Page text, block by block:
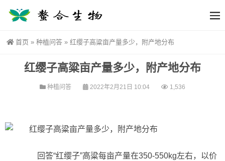
首页 » 种植问答 » 红缨子高粱亩产量多少，附产地分布
红缨子高粱亩产量多少，附产地分布
种植问答 2022年2月21日 10:04 1,536
回答“红缨子”高粱每亩产量在350-550kg左右，以价